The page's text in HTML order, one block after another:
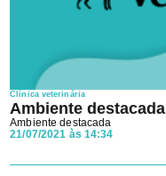
Clínica veterinária
Ambiente destacada
Ambiente destacada
21/07/2021 às 14:34